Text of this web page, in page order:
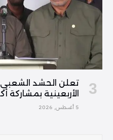
تعلن الحشد الشعبي
الأربعينية بمشاركة أكثر من
5 أغسطس, 2026